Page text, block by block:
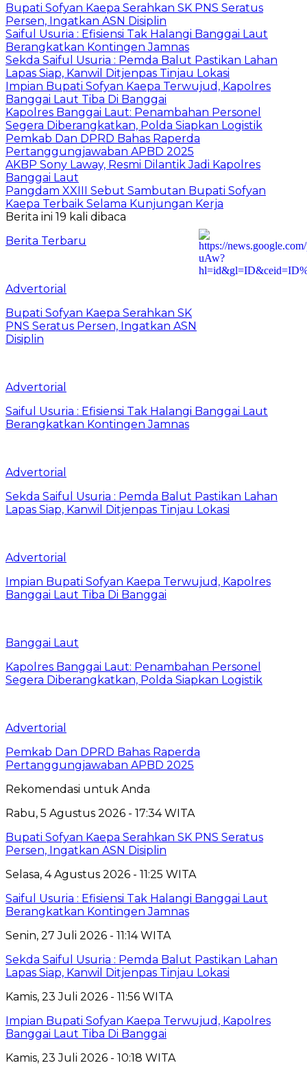
Bupati Sofyan Kaepa Serahkan SK PNS Seratus
Persen, Ingatkan ASN Disiplin
Saiful Usuria : Efisiensi Tak Halangi Banggai Laut
Berangkatkan Kontingen Jamnas
Sekda Saiful Usuria : Pemda Balut Pastikan Lahan
Lapas Siap, Kanwil Ditjenpas Tinjau Lokasi
Impian Bupati Sofyan Kaepa Terwujud, Kapolres
Banggai Laut Tiba Di Banggai
Kapolres Banggai Laut: Penambahan Personel
Segera Diberangkatkan, Polda Siapkan Logistik
Pemkab Dan DPRD Bahas Raperda
Pertanggungjawaban APBD 2025
AKBP Sony Laway, Resmi Dilantik Jadi Kapolres
Banggai Laut
Pangdam XXIII Sebut Sambutan Bupati Sofyan
Kaepa Terbaik Selama Kunjungan Kerja
Berita ini 19 kali dibaca
Berita Terbaru
Advertorial
Bupati Sofyan Kaepa Serahkan SK
PNS Seratus Persen, Ingatkan ASN
Disiplin
Advertorial
Saiful Usuria : Efisiensi Tak Halangi Banggai Laut
Berangkatkan Kontingen Jamnas
Advertorial
Sekda Saiful Usuria : Pemda Balut Pastikan Lahan
Lapas Siap, Kanwil Ditjenpas Tinjau Lokasi
Advertorial
Impian Bupati Sofyan Kaepa Terwujud, Kapolres
Banggai Laut Tiba Di Banggai
Banggai Laut
Kapolres Banggai Laut: Penambahan Personel
Segera Diberangkatkan, Polda Siapkan Logistik
Advertorial
Pemkab Dan DPRD Bahas Raperda
Pertanggungjawaban APBD 2025
Rekomendasi untuk Anda
Rabu, 5 Agustus 2026 - 17:34 WITA
Bupati Sofyan Kaepa Serahkan SK PNS Seratus
Persen, Ingatkan ASN Disiplin
Selasa, 4 Agustus 2026 - 11:25 WITA
Saiful Usuria : Efisiensi Tak Halangi Banggai Laut
Berangkatkan Kontingen Jamnas
Senin, 27 Juli 2026 - 11:14 WITA
Sekda Saiful Usuria : Pemda Balut Pastikan Lahan
Lapas Siap, Kanwil Ditjenpas Tinjau Lokasi
Kamis, 23 Juli 2026 - 11:56 WITA
Impian Bupati Sofyan Kaepa Terwujud, Kapolres
Banggai Laut Tiba Di Banggai
Kamis, 23 Juli 2026 - 10:18 WITA